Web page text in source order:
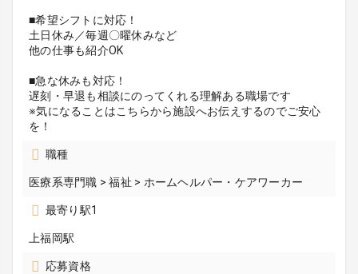
■希望シフトに対応！
土日休み／毎週〇曜休みなど
他の仕事も紹介OK
■急な休みも対応！
遅刻・早退も相談にのってくれる理解ある職場です
※気になることはこちらから施設へお伝えするのでご安心
を！
職種
医療系専門職 > 福祉 > ホームヘルパー・ケアワーカー
最寄り駅1
上福岡駅
応募資格